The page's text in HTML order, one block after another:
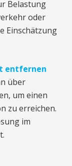
Belastung
oder
Einschätzung
entfernen
über
um einen
zu erreichen.
im